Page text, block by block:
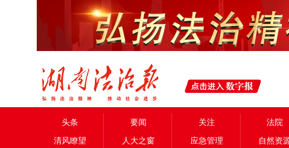
头条 要闻 关注 法院
清风瞭望 人大之窗 应急管理 自然资